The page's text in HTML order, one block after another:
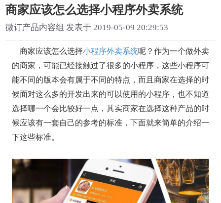
商家应该怎么选择小程序外卖系统
微订产品内容组 发表于 2019-05-09 20:29:53
商家应该怎么选择小程序外卖系统呢？作为一个做外卖
的商家，可能已经接触过了很多的小程序，这些小程序可
能不同的版本会有属于不同的特点，而且商家在选择的时
候面对这么多的开发出来的可以使用的小程序，也不知道
选择哪一个会比较好一点，其实商家在选择这种产品的时
候应该有一套自己的参考的标准，下面就来简单的介绍一
下这些标准。